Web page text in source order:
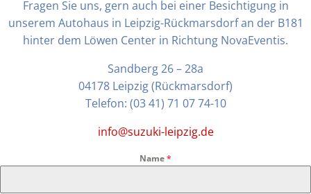
Fragen Sie uns, gern auch bei einer Besichtigung in
unserem Autohaus in Leipzig-Rückmarsdorf an der B181
hinter dem Löwen Center in Richtung NovaEventis.
Sandberg 26 – 28a
04178 Leipzig (Rückmarsdorf)
Telefon: (03 41) 71 07 74-10
info@suzuki-leipzig.de
Name*